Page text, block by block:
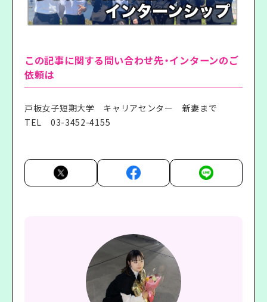
この記事に関する問い合わせ先・インターンのご
依頼は
戸板女子短期大学 キャリアセンター 新妻まで
TEL 03-3452-4155